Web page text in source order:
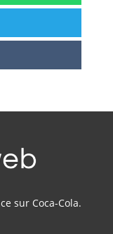
sur Coca-Cola.